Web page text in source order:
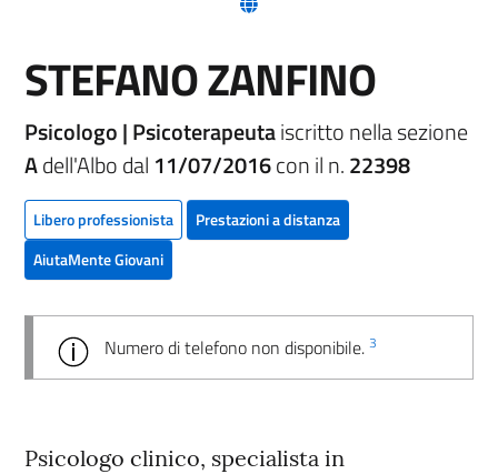
STEFANO ZANFINO
Psicologo | Psicoterapeutaiscritto nella sezione
Adell'Albo dal 11/07/2016con il n.22398
Libero professionista
Prestazioni a distanza
AiutaMente Giovani
Numero di telefono non disponibile. 3
Psicologo clinico, specialista in